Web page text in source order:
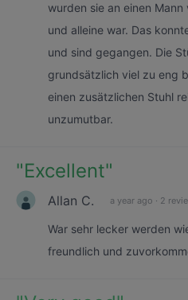
wurden sie an einen
und alleine war. Das
und sind gegangen. Die
grundsätzlich viel zu eng
einen zusätzlichen Stuhl
unzumutbar.
"Excellent"
Allan C. a year ago · 2
War sehr lecker werden
freundlich und